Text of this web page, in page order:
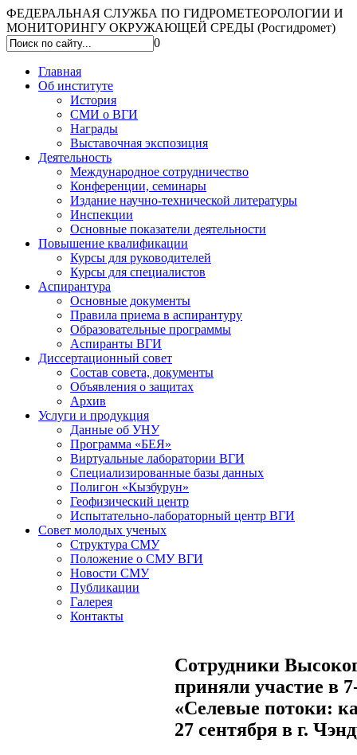
ФЕДЕРАЛЬНАЯ СЛУЖБА ПО ГИДРОМЕТЕОРОЛОГИИ И
МОНИТОРИНГУ ОКРУЖАЮЩЕЙ СРЕДЫ (Росгидромет)
0
Главная
Об институте
История
СМИ о ВГИ
Награды
Выставочная экспозиция
Деятельность
Международное сотрудничество
Конференции, семинары
Издание научно-технической литературы
Инспекции
Основные показатели деятельности
Повышение квалификации
Курсы для руководителей
Курсы для специалистов
Аспирантура
Основные документы
Правила приема в аспирантуру
Образовательные программы
Аспиранты ВГИ
Диссертационный совет
Состав совета, документы
Объявления о защитах
Архив
Услуги и продукция
Данные об УНУ
Программа «БЕЯ»
Виртуальные лаборатории ВГИ
Специализированные базы данных
Полигон «Кызбурун»
Геофизический центр
Испытательно-лабораторный центр ВГИ
Совет молодых ученых
Структура СМУ
Положение о СМУ ВГИ
Новости СМУ
Публикации
Галерея
Контакты
Сотрудники
приняли участие в
«Селевые потоки:
27 сентября в г.